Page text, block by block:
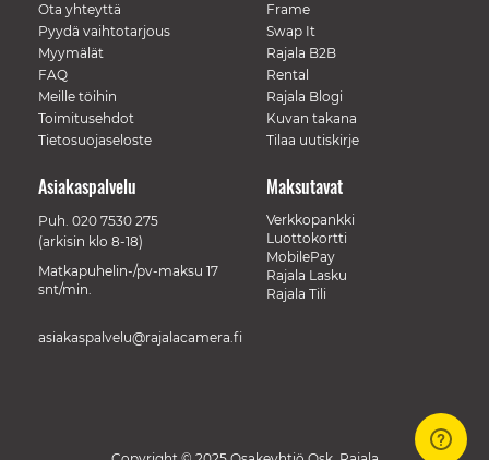
Ota yhteyttä
Pyydä vaihtotarjous
Myymälät
FAQ
Meille töihin
Toimitusehdot
Tietosuojaseloste
Frame
Swap It
Rajala B2B
Rental
Rajala Blogi
Kuvan takana
Tilaa uutiskirje
Maksutavat
Verkkopankki
Luottokortti
MobilePay
Rajala Lasku
Rajala Tili
Asiakaspalvelu
Puh. 020 7530 275
(arkisin klo 8-18)
Matkapuhelin-/pv-maksu 17
snt/min.
asiakaspalvelu@rajalacamera.fi